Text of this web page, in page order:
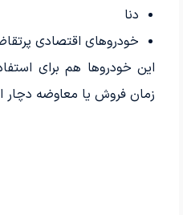
دنا
خودروهای اقتصادی
این خودروها هم برای
زمان فروش یا معاوضه